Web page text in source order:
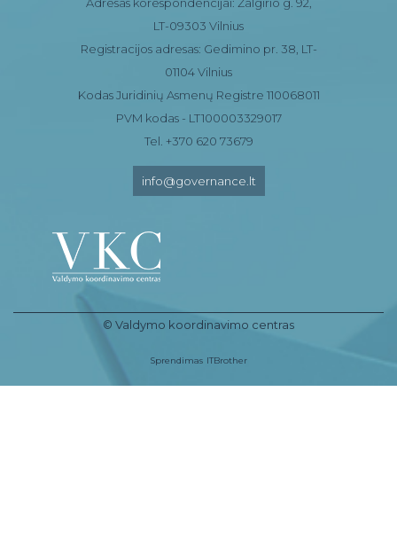
LT-09303 Vilnius
Registracijos adresas: Gedimino pr. 38, LT-
01104 Vilnius
Kodas Juridinių Asmenų Registre 110068011
PVM kodas - LT100003329017
Tel. +370 620 73679
info@governance.lt
© Valdymo koordinavimo centras
Sprendimas ITBrother